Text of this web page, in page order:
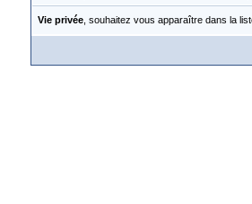
Vie privée, souhaitez vous apparaître dans la